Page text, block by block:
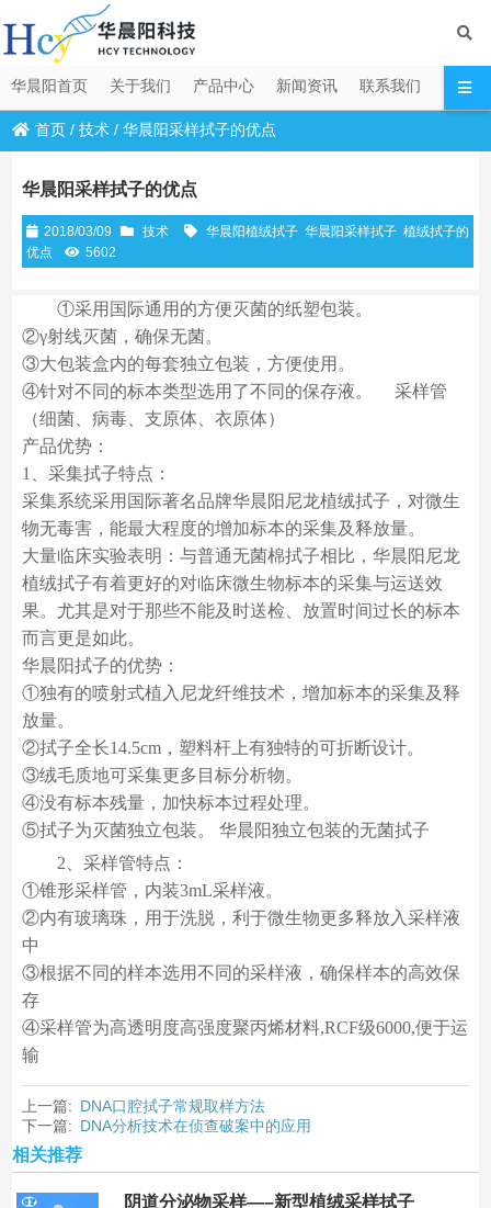
华晨阳首页 关于我们 产品中心 新闻资讯 联系我们
首页 /技术 /华晨阳采样拭子的优点
华晨阳采样拭子的优点
2018/03/09 技术 华晨阳植绒拭子 华晨阳采样拭子 植绒拭子的
优点
5602
①采用国际通用的方便灭菌的纸塑包装。
②γ射线灭菌，确保无菌。
③大包装盒内的每套独立包装，方便使用。
④针对不同的标本类型选用了不同的保存液。 采样管
（细菌、病毒、支原体、衣原体）
产品优势：
1、采集拭子特点：
采集系统采用国际著名品牌华晨阳尼龙植绒拭子，对微生
物无毒害，能最大程度的增加标本的采集及释放量。
大量临床实验表明：与普通无菌棉拭子相比，华晨阳尼龙
植绒拭子有着更好的对临床微生物标本的采集与运送效
果。尤其是对于那些不能及时送检、放置时间过长的标本
而言更是如此。
华晨阳拭子的优势：
①独有的喷射式植入尼龙纤维技术，增加标本的采集及释
放量。
②拭子全长14.5cm，塑料杆上有独特的可折断设计。
③绒毛质地可采集更多目标分析物。
④没有标本残量，加快标本过程处理。
⑤拭子为灭菌独立包装。 华晨阳独立包装的无菌拭子
2、采样管特点：
①锥形采样管，内装3mL采样液。
②内有玻璃珠，用于洗脱，利于微生物更多释放入采样液
中
③根据不同的样本选用不同的采样液，确保样本的高效保
存
④采样管为高透明度高强度聚丙烯材料,RCF级6000,便于运
输
上一篇: DNA口腔拭子常规取样方法
下一篇: DNA分析技术在侦查破案中的应用
相关推荐
阴道分泌物采样—–新型植绒采样拭子